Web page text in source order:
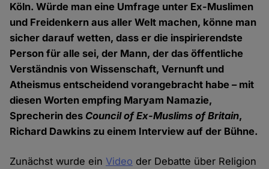
Köln. Würde man eine Umfrage unter Ex-Muslimen
und Freidenkern aus aller Welt machen, könne man
sicher darauf wetten, dass er die inspirierendste
Person für alle sei, der Mann, der das öffentliche
Verständnis von Wissenschaft, Vernunft und
Atheismus entscheidend vorangebracht habe – mit
diesen Worten empfing Maryam Namazie,
Sprecherin des Council of Ex-Muslims of Britain,
Richard Dawkins zu einem Interview auf der Bühne.
Zunächst wurde einVideo der Debatte über Religion